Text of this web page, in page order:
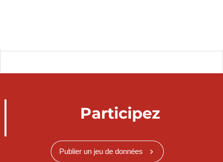
Participez
Publier un jeu de données